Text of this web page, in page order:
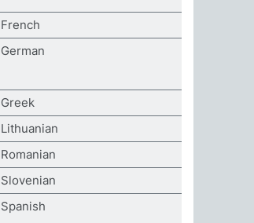
French
German
Greek
Lithuanian
Romanian
Slovenian
Spanish